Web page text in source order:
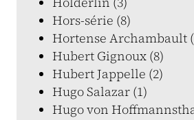
Hors-série (8)
Hortense Archambault
Hubert Gignoux (8)
Hubert Jappelle (2)
Hugo Salazar (1)
Hugo von